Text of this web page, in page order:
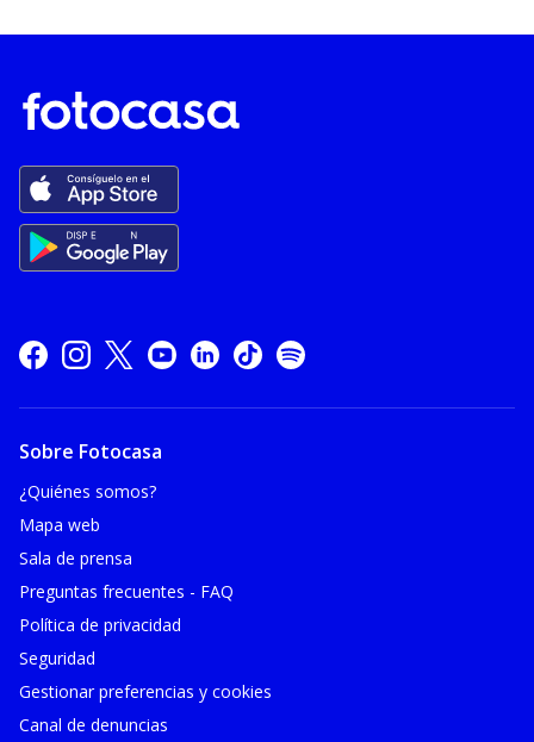
Sobre Fotocasa
¿Quiénes somos?
Mapa web
Sala de prensa
Preguntas frecuentes - FAQ
Política de privacidad
Seguridad
Gestionar preferencias y cookies
Canal de denuncias